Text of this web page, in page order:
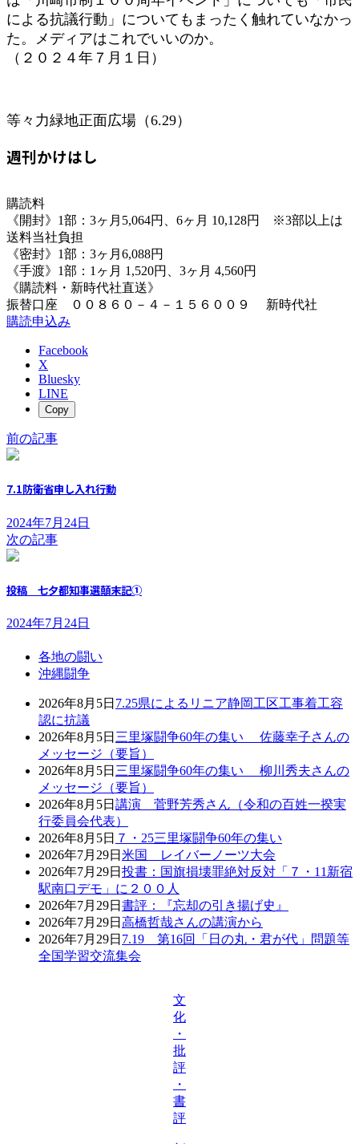
による抗議行動」についてもまったく触れていなかっ
た。メディアはこれでいいのか。
（２０２４年７月１日）
等々力緑地正面広場（6.29）
週刊かけはし
購読料
《開封》1部：3ヶ月5,064円、6ヶ月 10,128円 ※3部以上は
送料当社負担
《密封》1部：3ヶ月6,088円
《手渡》1部：1ヶ月 1,520円、3ヶ月 4,560円
《購読料・新時代社直送》
振替口座 ００８６０－４－１５６００９ 新時代社
購読申込み
Facebook
X
Bluesky
LINE
Copy
前の記事
7.1防衛省申し入れ行動
2024年7月24日
次の記事
投稿 七夕都知事選顛末記➀
2024年7月24日
各地の闘い
沖縄闘争
2026年8月5日 7.25県によるリニア静岡工区工事着工容
認に抗議
2026年8月5日 三里塚闘争60年の集い 佐藤幸子さんの
メッセージ（要旨）
2026年8月5日 三里塚闘争60年の集い 柳川秀夫さんの
メッセージ（要旨）
2026年8月5日 講演 菅野芳秀さん（令和の百姓一揆実
行委員会代表）
2026年8月5日 ７・25三里塚闘争60年の集い
2026年7月29日 米国 レイバーノーツ大会
2026年7月29日 投書：国旗損壊罪絶対反対「７・11新宿
駅南口デモ」に２００人
2026年7月29日 書評：『忘却の引き揚げ史』
2026年7月29日 高橋哲哉さんの講演から
2026年7月29日 7.19 第16回「日の丸・君が代」問題等
全国学習交流集会
文
化
・
批
評
・
書
評